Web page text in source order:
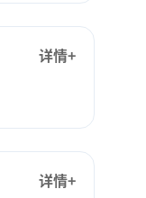
详情+
详情+